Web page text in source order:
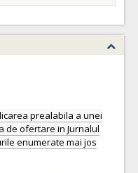
prealabila a unei
de ofertare in Jurnalul
enumerate mai jos